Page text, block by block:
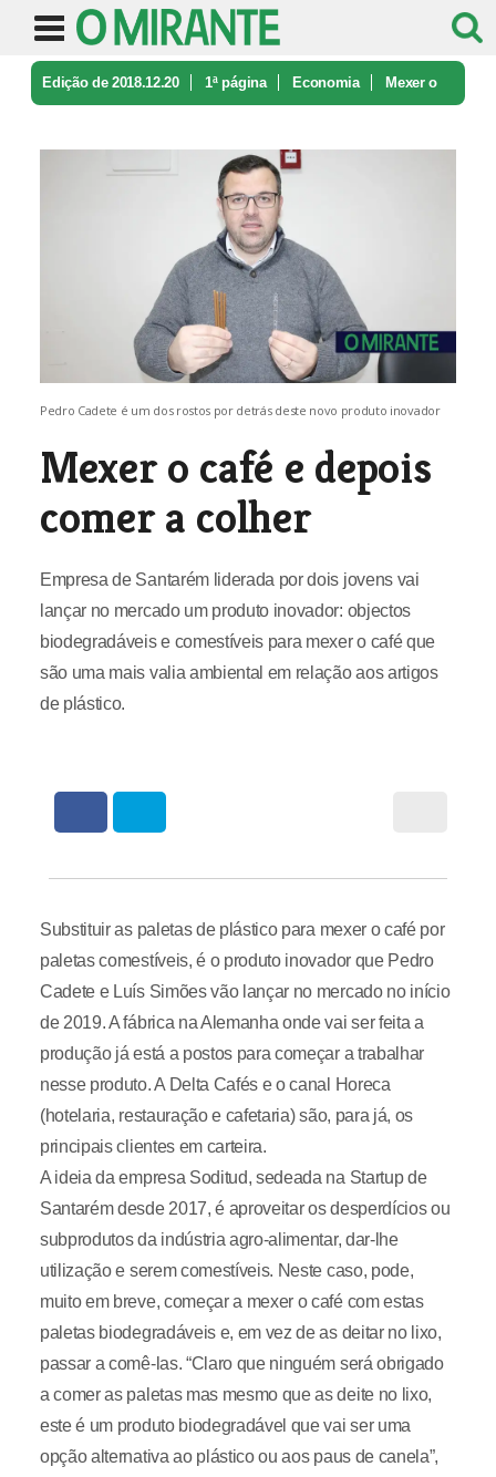
Edição de 2018.12.20 1ª página Economia Mexer o
Pedro Cadete é um dos rostos por detrás deste novo produto inovador
Mexer o café e depois
comer a colher
Empresa de Santarém liderada por dois jovens vai
lançar no mercado um produto inovador: objectos
biodegradáveis e comestíveis para mexer o café que
são uma mais valia ambiental em relação aos artigos
de plástico.
Substituir as paletas de plástico para mexer o café por
paletas comestíveis, é o produto inovador que Pedro
Cadete e Luís Simões vão lançar no mercado no início
de 2019. A fábrica na Alemanha onde vai ser feita a
produção já está a postos para começar a trabalhar
nesse produto. A Delta Cafés e o canal Horeca
(hotelaria, restauração e cafetaria) são, para já, os
principais clientes em carteira.
A ideia da empresa Soditud, sedeada na Startup de
Santarém desde 2017, é aproveitar os desperdícios ou
subprodutos da indústria agro-alimentar, dar-lhe
utilização e serem comestíveis. Neste caso, pode,
muito em breve, começar a mexer o café com estas
paletas biodegradáveis e, em vez de as deitar no lixo,
passar a comê-las. “Claro que ninguém será obrigado
a comer as paletas mas mesmo que as deite no lixo,
este é um produto biodegradável que vai ser uma
opção alternativa ao plástico ou aos paus de canela”,